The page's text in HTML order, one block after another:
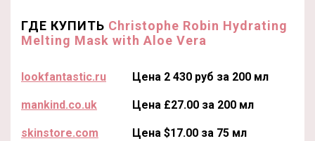
ГДЕ КУПИТЬ Christophe Robin Hydrating
Melting Mask with Aloe Vera
lookfantastic.ru Цена 2 430 руб за 200 мл
mankind.co.uk Цена £27.00 за 200 мл
skinstore.com Цена $17.00 за 75 мл